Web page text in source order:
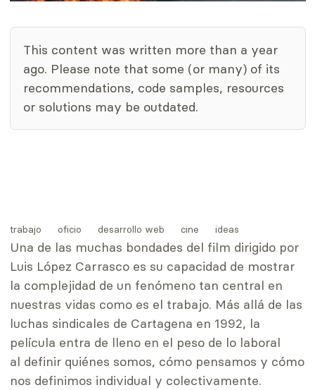
This content was written more than a year
ago. Please note that some (or many) of its
recommendations, code samples, resources
or solutions may be outdated.
Tags
trabajo oficio desarrollo web cine ideas
Una de las muchas bondades del film dirigido por
Luis López Carrasco es su capacidad de mostrar
la complejidad de un fenómeno tan central en
nuestras vidas como es el trabajo. Más allá de las
luchas sindicales de Cartagena en 1992, la
película entra de lleno en el peso de lo laboral
al definir quiénes somos, cómo pensamos y cómo
nos definimos individual y colectivamente.